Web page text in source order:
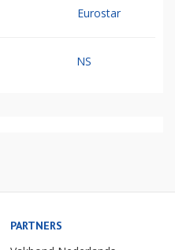
Eurostar
NS
PARTNERS